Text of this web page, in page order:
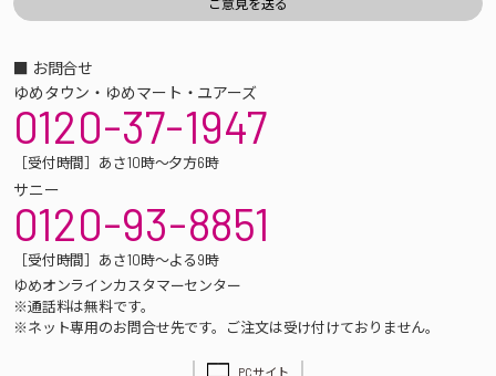
■ お問合せ
ゆめタウン・ゆめマート・ユアーズ
0120-37-1947
［受付時間］あさ10時～夕方6時
サニー
0120-93-8851
［受付時間］あさ10時～よる9時
ゆめオンラインカスタマーセンター
※通話料は無料です。
※ネット専用のお問合せ先です。ご注文は受け付けておりません。
PCサイト